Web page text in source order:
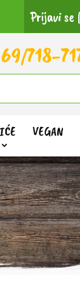
Prijavi se |
718-
VEGAN